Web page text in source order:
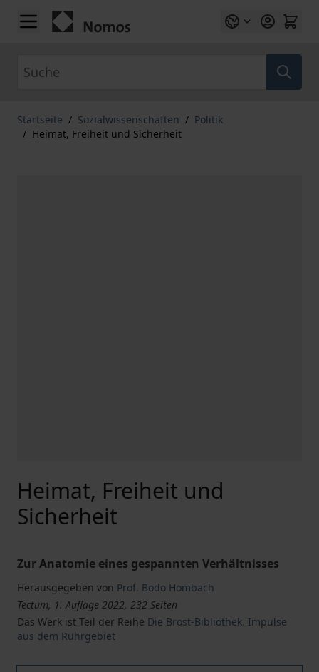
Zum Inhalt springen
Startseite / Sozialwissenschaften / Politik
/ Heimat, Freiheit und Sicherheit
Heimat, Freiheit und
Sicherheit
Zur Anatomie eines gespannten Verhältnisses
Herausgegeben von Prof. Bodo Hombach
Tectum, 1. Auflage 2022, 232 Seiten
Das Werk ist Teil der Reihe Die Brost-Bibliothek. Impulse
aus dem Ruhrgebiet